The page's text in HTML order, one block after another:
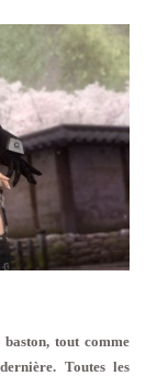
tout comme
Toutes les